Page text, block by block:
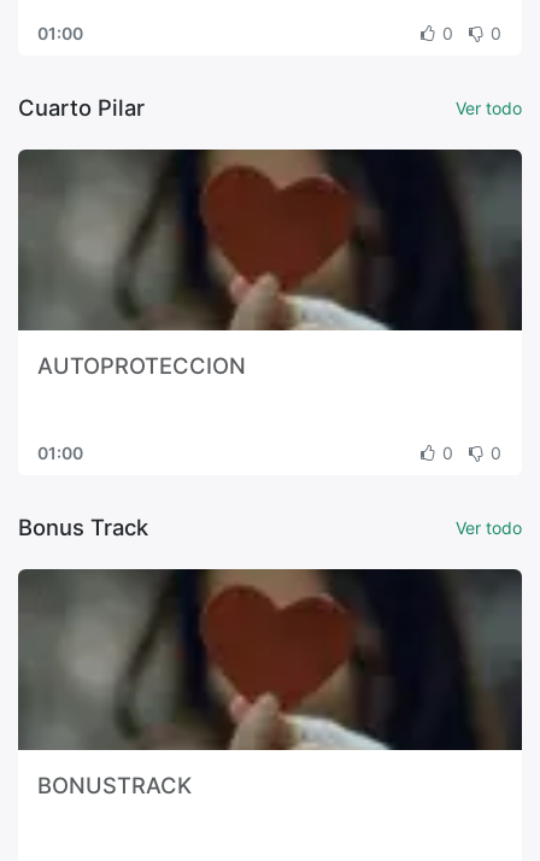
01:00 0 0
Cuarto Pilar Ver todo
AUTOPROTECCION
01:00 0 0
Bonus Track Ver todo
BONUSTRACK